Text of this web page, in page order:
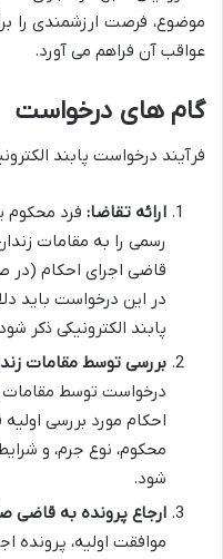
موضوع، فرصت ارزشمندی را
عواقب آن فراهم می آورد.
گام های درخواست
فرآیند درخواست پابند
ارائه تقاضا: فرد محکوم
رسمی را به مقامات
قاضی اجرای احکام (در
در این درخواست باید
پابند الکترونیکی ذکر
بررسی توسط مقامات
درخواست توسط
احکام مورد بررسی
محکوم، نوع جرم، و
شود.
ارجاع پرونده به قاضی
موافقت اولیه، پرونده